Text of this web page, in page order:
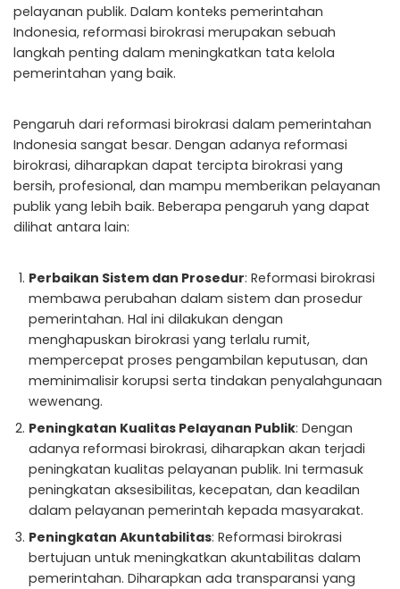
pelayanan publik. Dalam konteks pemerintahan
Indonesia, reformasi birokrasi merupakan sebuah
langkah penting dalam meningkatkan tata kelola
pemerintahan yang baik.
Pengaruh dari reformasi birokrasi dalam pemerintahan
Indonesia sangat besar. Dengan adanya reformasi
birokrasi, diharapkan dapat tercipta birokrasi yang
bersih, profesional, dan mampu memberikan pelayanan
publik yang lebih baik. Beberapa pengaruh yang dapat
dilihat antara lain:
Perbaikan Sistem dan Prosedur: Reformasi birokrasi
membawa perubahan dalam sistem dan prosedur
pemerintahan. Hal ini dilakukan dengan
menghapuskan birokrasi yang terlalu rumit,
mempercepat proses pengambilan keputusan, dan
meminimalisir korupsi serta tindakan penyalahgunaan
wewenang.
Peningkatan Kualitas Pelayanan Publik: Dengan
adanya reformasi birokrasi, diharapkan akan terjadi
peningkatan kualitas pelayanan publik. Ini termasuk
peningkatan aksesibilitas, kecepatan, dan keadilan
dalam pelayanan pemerintah kepada masyarakat.
Peningkatan Akuntabilitas: Reformasi birokrasi
bertujuan untuk meningkatkan akuntabilitas dalam
pemerintahan. Diharapkan ada transparansi yang